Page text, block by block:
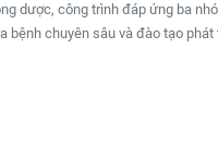
dược, công trình đáp ứng ba
bệnh chuyên sâu và đào tạo